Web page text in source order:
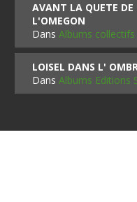
AVANT LA QUETE
L'OMEGON
DansAlbums
LOISEL DANS L'
DansAlbums Editions